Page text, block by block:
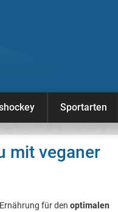
Sportarten
mit veganer
für den optimalen